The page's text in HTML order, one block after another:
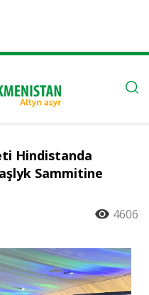
Hindistanda
Sammitine
4606